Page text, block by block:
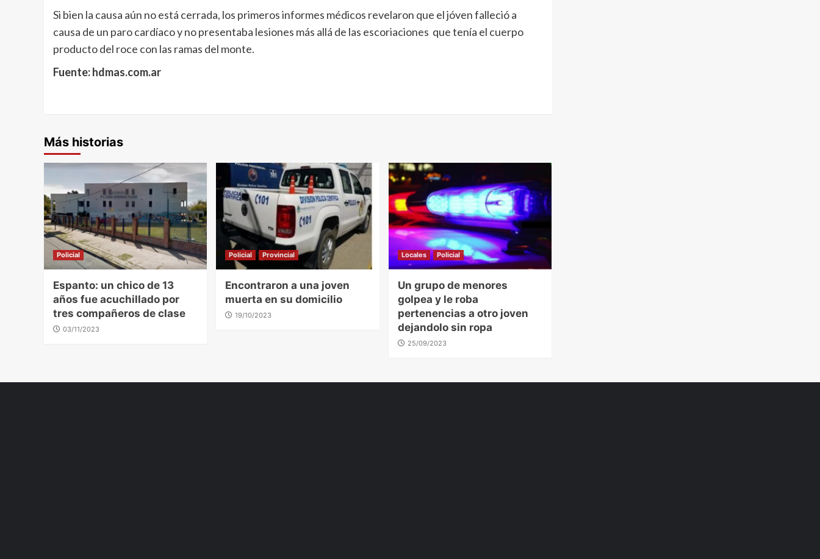
Si bien la causa aún no está cerrada, los primeros informes médicos revelaron que el jóven falleció a
causa de un paro cardíaco y no presentaba lesiones más allá de las escoriaciones que tenía el cuerpo
producto del roce con las ramas del monte.
Fuente: hdmas.com.ar
Más historias
Policial
Espanto: un chico de 13
años fue acuchillado por
tres compañeros de clase
03/11/2023
Policial Provincial
Encontraron a una joven
muerta en su domicilio
19/10/2023
Locales Policial
Un grupo de menores
golpea y le roba
pertenencias a otro joven
dejandolo sin ropa
25/09/2023